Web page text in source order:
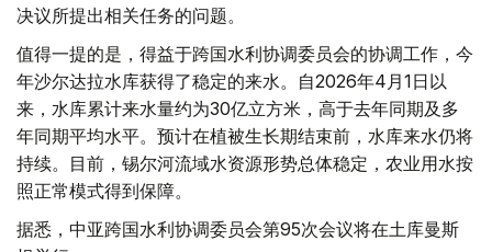
决议所提出相关任务的问题。
值得一提的是，得益于跨国水利协调委员会的协调工作，今
年沙尔达拉水库获得了稳定的来水。自2026年4月1日以
来，水库累计来水量约为30亿立方米，高于去年同期及多
年同期平均水平。预计在植被生长期结束前，水库来水仍将
持续。目前，锡尔河流域水资源形势总体稳定，农业用水按
照正常模式得到保障。
据悉，中亚跨国水利协调委员会第95次会议将在土库曼斯